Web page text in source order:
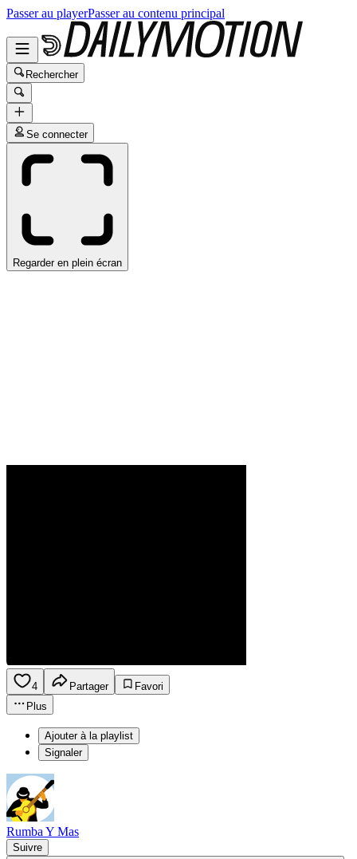
Passer au playerPasser au contenu principal
Rechercher
Se connecter
Regarder en plein écran
4 Partager
Favori
Plus
Ajouter à la playlist
Signaler
Rumba Y Mas
Suivre